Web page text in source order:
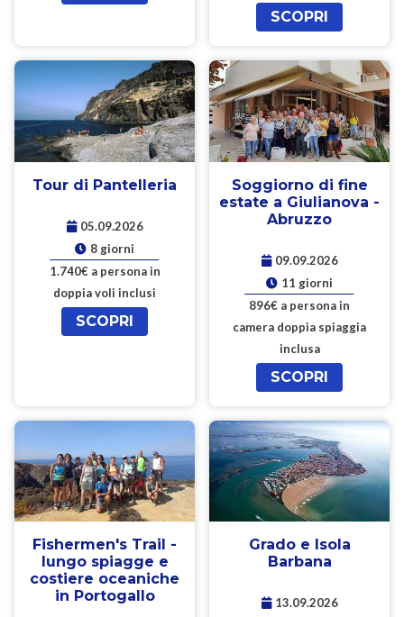
SCOPRI
Tour di Pantelleria
05.09.2026
8 giorni
1.740€ a persona in
doppia voli inclusi
SCOPRI
Soggiorno di fine
estate a Giulianova -
Abruzzo
09.09.2026
11 giorni
896€ a persona in
camera doppia spiaggia
inclusa
SCOPRI
Fishermen's Trail -
lungo spiagge e
costiere oceaniche
in Portogallo
Grado e Isola
Barbana
13.09.2026